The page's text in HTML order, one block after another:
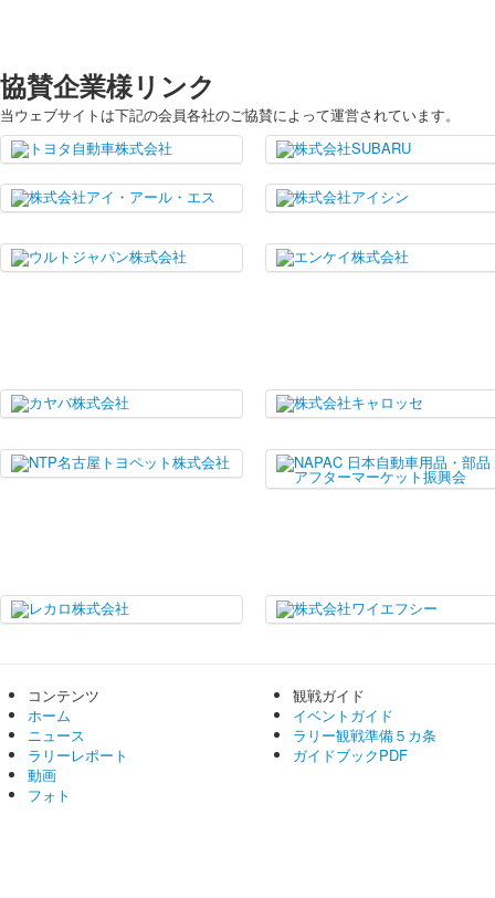
協賛企業様リンク
当ウェブサイトは下記の会員各社のご協賛によって運営されています。
コンテンツ
ホーム
ニュース
ラリーレポート
動画
フォト
観戦ガイド
イベントガイド
ラリー観戦準備５カ条
ガイドブックPDF